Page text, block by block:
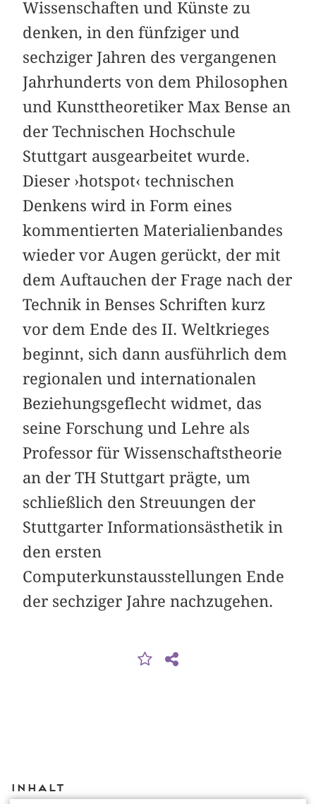
Wissenschaften und Künste zu
denken, in den fünfziger und
sechziger Jahren des vergangenen
Jahrhunderts von dem Philosophen
und Kunsttheoretiker Max Bense an
der Technischen Hochschule
Stuttgart ausgearbeitet wurde.
Dieser ›hotspot‹ technischen
Denkens wird in Form eines
kommentierten Materialienbandes
wieder vor Augen gerückt, der mit
dem Auftauchen der Frage nach der
Technik in Benses Schriften kurz
vor dem Ende des II. Weltkrieges
beginnt, sich dann ausführlich dem
regionalen und internationalen
Beziehungsgeflecht widmet, das
seine Forschung und Lehre als
Professor für Wissenschaftstheorie
an der TH Stuttgart prägte, um
schließlich den Streuungen der
Stuttgarter Informationsästhetik in
den ersten
Computerkunstausstellungen Ende
der sechziger Jahre nachzugehen.
Inhalt